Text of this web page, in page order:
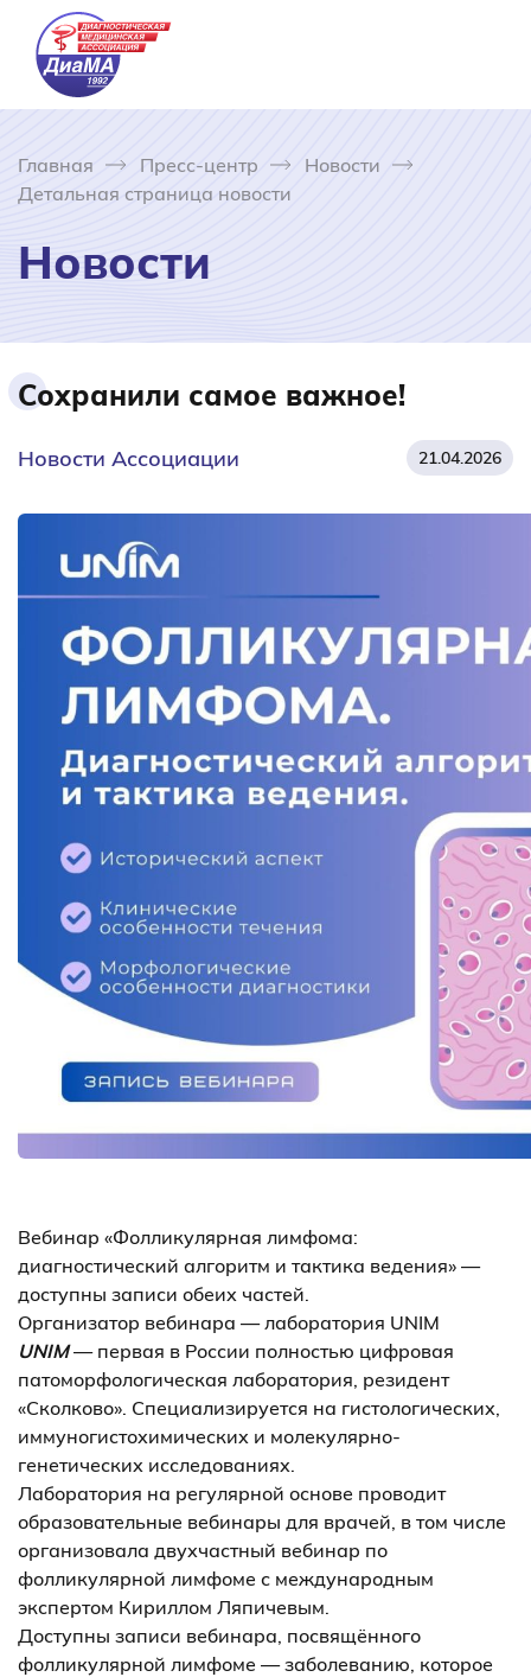
Главная Пресс-центр
Новости
Детальная страница новости
Новости
Сохранили самое важное!
Новости Ассоциации 21.04.2026
Вебинар «Фолликулярная лимфома:
диагностический алгоритм и тактика ведения» —
доступны записи обеих частей.
Организатор вебинара — лаборатория UNIM
UNIM— первая в России полностью цифровая
патоморфологическая лаборатория, резидент
«Сколково». Специализируется на гистологических,
иммуногистохимических и молекулярно-
генетических исследованиях.
Лаборатория на регулярной основе проводит
образовательные вебинары для врачей, в том числе
организовала двухчастный вебинар по
фолликулярной лимфоме с международным
экспертом Кириллом Ляпичевым.
Доступны записи вебинара, посвящённого
фолликулярной лимфоме — заболеванию, которое